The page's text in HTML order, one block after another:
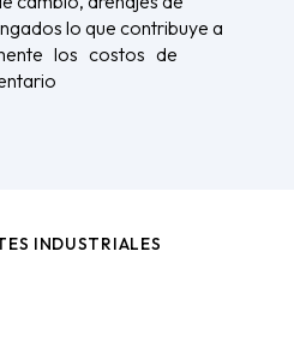
lo que contribuye a
los costos de
INDUSTRIALES